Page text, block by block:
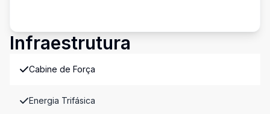
Infraestrutura
Cabine de Força
Energia Trifásica